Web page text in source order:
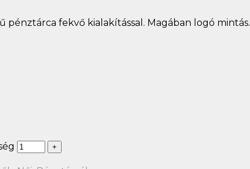
fekvő kialakítással. Magában logó mintás.